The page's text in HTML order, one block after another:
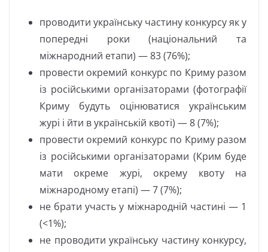
проводити українську частину конкурсу як у
попередні роки (національний та
міжнародний етапи) — 83 (76%);
провести окремий конкурс по Криму разом
із російськими організаторами (фотографії
Криму будуть оцінюватися українським
журі і йти в українській квоті) — 8 (7%);
провести окремий конкурс по Криму разом
із російськими організаторами (Крим буде
мати окреме журі, окрему квоту на
міжнародному етапі) — 7 (7%);
не брати участь у міжнародній частині — 1
(<1%);
не проводити українську частину конкурсу,